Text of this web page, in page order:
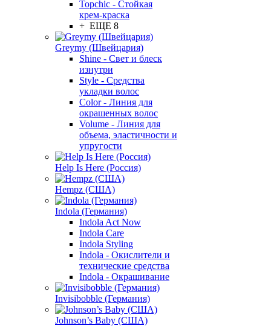
Topchic - Стойкая
крем-краска
+ ЕЩЕ 8
Greymy (Швейцария)
Shine - Свет и блеск
изнутри
Style - Средства
укладки волос
Color - Линия для
окрашенных волос
Volume - Линия для
объема, эластичности и
упругости
Help Is Here (Россия)
Hempz (США)
Indola (Германия)
Indola Act Now
Indola Care
Indola Styling
Indola - Окислители и
технические средства
Indola - Окрашивание
Invisibobble (Германия)
Johnson’s Baby (США)